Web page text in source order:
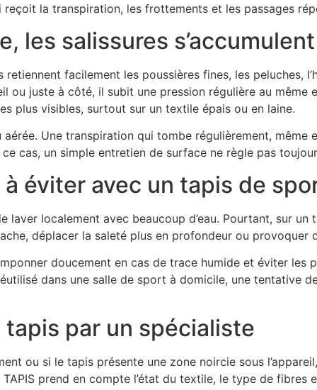
reçoit la transpiration, les frottements et les passages
les salissures
facilement les poussières fines, les peluches,
ou juste à côté, il subit une pression régulière au
plus visibles, surtout sur un textile épais ou en laine.
Une transpiration qui tombe régulièrement, même
cas, un simple entretien de surface ne règle pas
éviter avec un tapis de
localement avec beaucoup d’eau. Pourtant, sur un
déplacer la saleté plus en profondeur ou provoquer
doucement en cas de trace humide et éviter les
dans une salle de sport à domicile, une tentative
par un spécialiste
ou si le tapis présente une zone noircie sous
prend en compte l’état du textile, le type de fibres